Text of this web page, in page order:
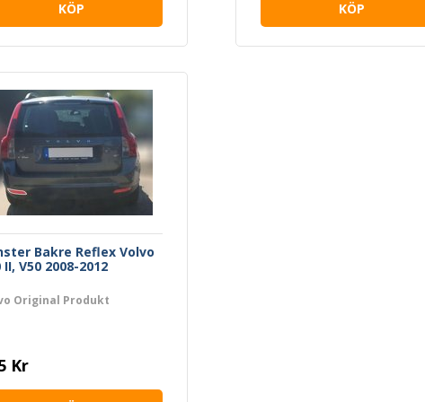
KÖP KÖP
Bakre Reflex Volvo
II, V50 2008-2012
Original Produkt
Kr